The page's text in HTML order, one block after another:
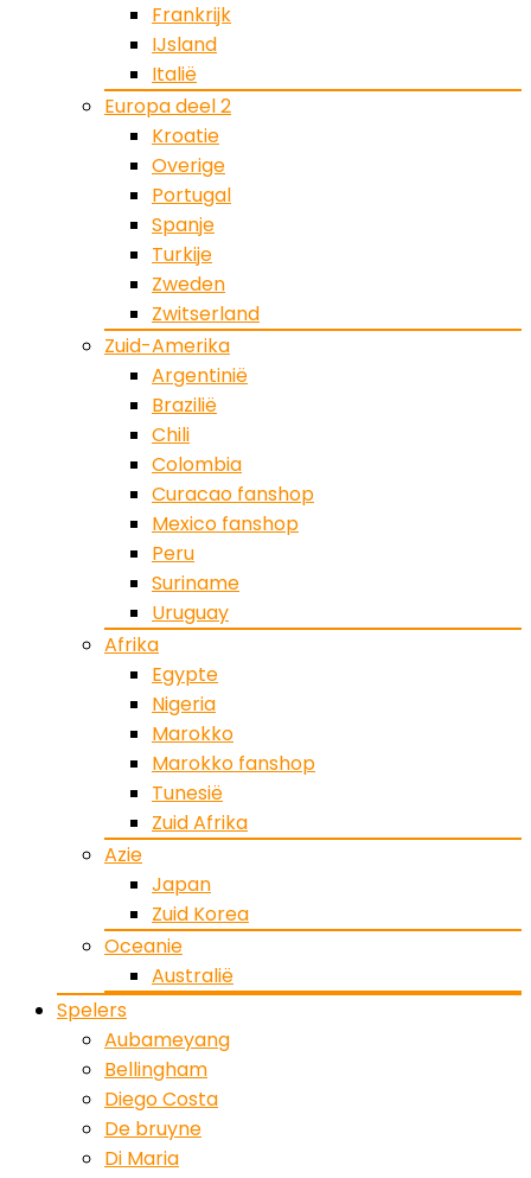
Frankrijk
IJsland
Italië
Europa deel 2
Kroatie
Overige
Portugal
Spanje
Turkije
Zweden
Zwitserland
Zuid-Amerika
Argentinië
Brazilië
Chili
Colombia
Curacao fanshop
Mexico fanshop
Peru
Suriname
Uruguay
Afrika
Egypte
Nigeria
Marokko
Marokko fanshop
Tunesië
Zuid Afrika
Azie
Japan
Zuid Korea
Oceanie
Australië
Spelers
Aubameyang
Bellingham
Diego Costa
De bruyne
Di Maria